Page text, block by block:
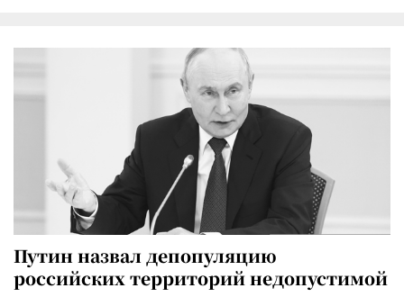
Путин назвал депопуляцию
российских территорий недопустимой